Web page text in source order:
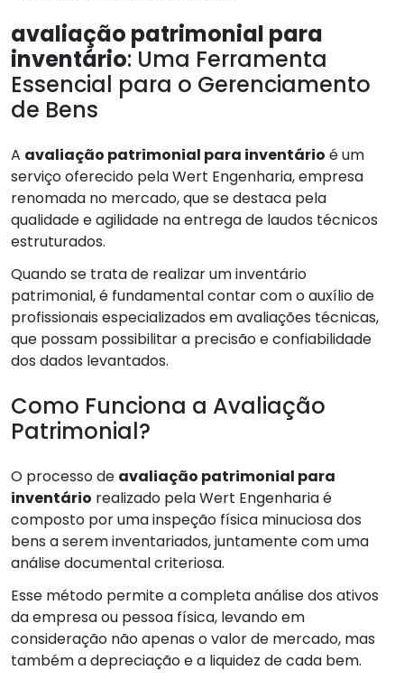
avaliação patrimonial para
inventário: Uma Ferramenta
Essencial para o Gerenciamento
de Bens
A avaliação patrimonial para inventário é um
serviço oferecido pela Wert Engenharia, empresa
renomada no mercado, que se destaca pela
qualidade e agilidade na entrega de laudos técnicos
estruturados.
Quando se trata de realizar um inventário
patrimonial, é fundamental contar com o auxílio de
profissionais especializados em avaliações técnicas,
que possam possibilitar a precisão e confiabilidade
dos dados levantados.
Como Funciona a Avaliação
Patrimonial?
O processo de avaliação patrimonial para
inventário realizado pela Wert Engenharia é
composto por uma inspeção física minuciosa dos
bens a serem inventariados, juntamente com uma
análise documental criteriosa.
Esse método permite a completa análise dos ativos
da empresa ou pessoa física, levando em
consideração não apenas o valor de mercado, mas
também a depreciação e a liquidez de cada bem.